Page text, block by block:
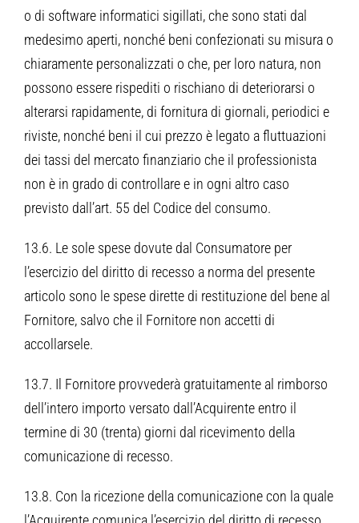
o di software informatici sigillati, che sono stati dal
medesimo aperti, nonché beni confezionati su misura o
chiaramente personalizzati o che, per loro natura, non
possono essere rispediti o rischiano di deteriorarsi o
alterarsi rapidamente, di fornitura di giornali, periodici e
riviste, nonché beni il cui prezzo è legato a fluttuazioni
dei tassi del mercato finanziario che il professionista
non è in grado di controllare e in ogni altro caso
previsto dall’art. 55 del Codice del consumo.
13.6. Le sole spese dovute dal Consumatore per
l’esercizio del diritto di recesso a norma del presente
articolo sono le spese dirette di restituzione del bene al
Fornitore, salvo che il Fornitore non accetti di
accollarsele.
13.7. Il Fornitore provvederà gratuitamente al rimborso
dell’intero importo versato dall’Acquirente entro il
termine di 30 (trenta) giorni dal ricevimento della
comunicazione di recesso.
13.8. Con la ricezione della comunicazione con la quale